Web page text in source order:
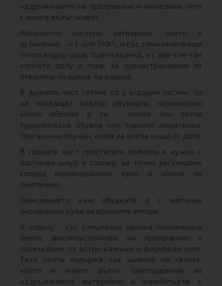
издръжливите на протриване и износване гети
с много дълъг живот.
Абсолютно сигурно затваряне, което е
дублирано - и с цип YKK®, и със самозалепваща
лента върху ципа. Освен всичко, и с две тик-так
копчета долу и горе, за презастраховане от
отваряне по време на ходене.
В долната част гетите са с вграден ластик, за
да обхващат плътно обувката, независимо
колко обемна е тя - зимна или лятна
туристическа обувка или трекинг маратонка.
При всички случаи, няма да влезе нищо от долу.
В горната част пристягате колкото е нужно с
ластичен шнур и стопер, за точно регулиране
според индивидуалния крак и обема на
панталона.
Фиксирането към обувката е с метална
оксидирана кука за връзките отгоре.
А отдолу - със специална двойна полиамидна
лента, високоустойчива на протриване и
прокъсване от остри камъни и фирнован сняг.
Тази лента издържа със живота на гетите,
който е много дълъг, благодарение на
издръжливите материали и изработката, с